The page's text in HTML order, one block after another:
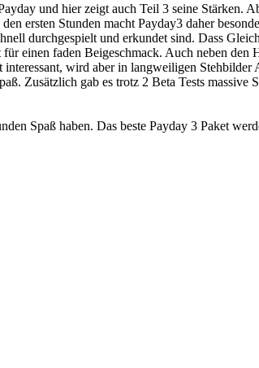
und hier zeigt auch Teil 3 seine Stärken.
ersten Stunden macht Payday3 daher
durchgespielt und erkundet sind. Dass
einen faden Beigeschmack. Auch neben den
wird aber in langweiligen Stehbilder
Zusätzlich gab es trotz 2 Beta Tests massive
Spaß haben. Das beste Payday 3 Paket